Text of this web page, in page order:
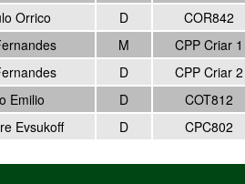
Orrico
D COR842
M CPP Criar 1
D CPP Criar 2
Emilio
D COT812
Evsukoff
D CPC802